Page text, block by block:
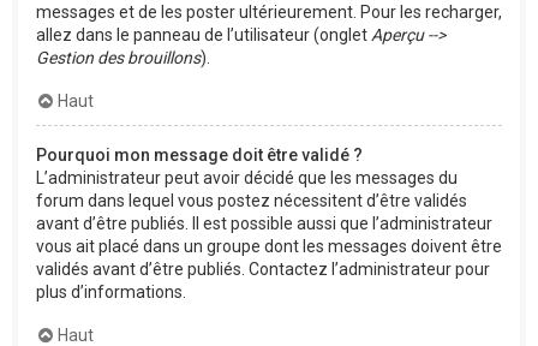
messages et de les poster ultérieurement. Pour les recharger,
allez dans le panneau de l’utilisateur (onglet Aperçu -->
Gestion des brouillons).
Haut
Pourquoi mon message doit être validé ?
L’administrateur peut avoir décidé que les messages du
forum dans lequel vous postez nécessitent d’être validés
avant d’être publiés. Il est possible aussi que l’administrateur
vous ait placé dans un groupe dont les messages doivent être
validés avant d’être publiés. Contactez l’administrateur pour
plus d’informations.
Haut